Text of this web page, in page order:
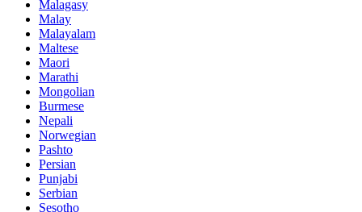
Malagasy
Malay
Malayalam
Maltese
Maori
Marathi
Mongolian
Burmese
Nepali
Norwegian
Pashto
Persian
Punjabi
Serbian
Sesotho